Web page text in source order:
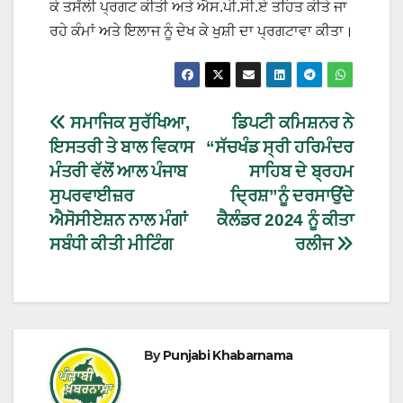
ਕੇ ਤਸੱਲੀ ਪ੍ਰਗਟ ਕੀਤੀ ਅਤੇ ਐਸ.ਪੀ.ਸੀ.ਏ ਤਹਿਤ ਕੀਤੇ ਜਾ
ਰਹੇ ਕੰਮਾਂ ਅਤੇ ਇਲਾਜ ਨੂੰ ਦੇਖ ਕੇ ਖੁਸ਼ੀ ਦਾ ਪ੍ਰਗਟਾਵਾ ਕੀਤਾ।
ਡਿਪਟੀ ਕਮਿਸ਼ਨਰ ਨੇ
“ਸੱਚਖੰਡ ਸ੍ਰੀ ਹਰਿਮੰਦਰ
ਸਾਹਿਬ ਦੇ ਬ੍ਰਹਮ
ਦ੍ਰਿਸ਼”ਨੂੰ ਦਰਸਾਉਂਦੇ
ਕੈਲੰਡਰ 2024 ਨੂੰ ਕੀਤਾ
ਰਲੀਜ
ਸਮਾਜਿਕ ਸੁਰੱਖਿਆ,
ਇਸਤਰੀ ਤੇ ਬਾਲ ਵਿਕਾਸ
ਮੰਤਰੀ ਵੱਲੋਂ ਆਲ ਪੰਜਾਬ
ਸੁਪਰਵਾਈਜ਼ਰ
ਐਸੋਸੀਏਸ਼ਨ ਨਾਲ ਮੰਗਾਂ
ਸਬੰਧੀ ਕੀਤੀ ਮੀਟਿੰਗ
ByPunjabi Khabarnama